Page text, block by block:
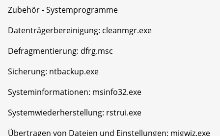
Zubehör - Systemprogramme
Datenträgerbereinigung: cleanmgr.exe
Defragmentierung: dfrg.msc
Sicherung: ntbackup.exe
Systeminformationen: msinfo32.exe
Systemwiederherstellung: rstrui.exe
Übertragen von Dateien und Einstellungen: migwiz.exe